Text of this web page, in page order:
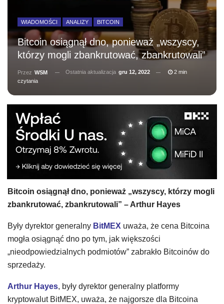
WIADOMOŚCI ANALIZY BITCOIN
Bitcoin osiągnął dno, ponieważ „wszyscy,
którzy mogli zbankrutować, zbankrutowali”
Przez WSM Ostatnia aktualizacja gru 12, 2022
2 min
czytania
Bitcoin osiągnął dno, ponieważ „wszyscy, którzy mogli
zbankrutować, zbankrutowali” – Arthur Hayes
Były dyrektor generalny BitMEX uważa, że cena Bitcoina
mogła osiągnąć dno po tym, jak większości
„nieodpowiedzialnych podmiotów” zabrakło Bitcoinów do
sprzedaży.
Arthur Hayes, były dyrektor generalny platformy
kryptowalut BitMEX, uważa, że najgorsze dla Bitcoina